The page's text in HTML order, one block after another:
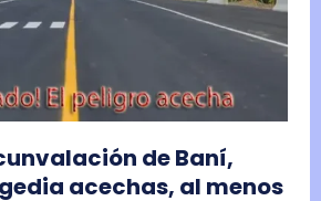
de Baní,
acechas, al menos